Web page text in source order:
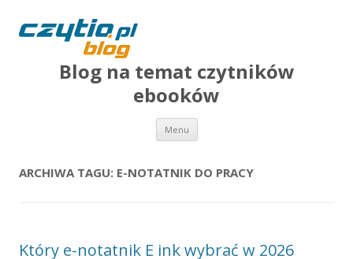
Blog na temat czytników
ebooków
Menu Przejdź do treści
ARCHIWA TAGU: E-NOTATNIK DO PRACY
Który e-notatnik E ink wybrać w 2026